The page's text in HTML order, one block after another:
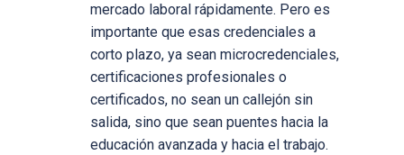
mercado laboral rápidamente. Pero es
importante que esas credenciales a
corto plazo, ya sean microcredenciales,
certificaciones profesionales o
certificados, no sean un callejón sin
salida, sino que sean puentes hacia la
educación avanzada y hacia el trabajo.